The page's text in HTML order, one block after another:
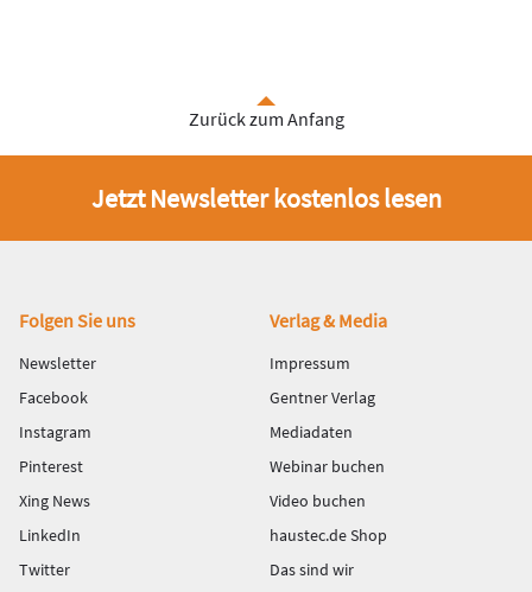
Zurück zum Anfang
Jetzt Newsletter kostenlos lesen
Fußbereich
Folgen Sie uns
Newsletter
Facebook
Instagram
Pinterest
Xing News
LinkedIn
Twitter
Verlag & Media
Impressum
Gentner Verlag
Mediadaten
Webinar buchen
Video buchen
haustec.de Shop
Das sind wir